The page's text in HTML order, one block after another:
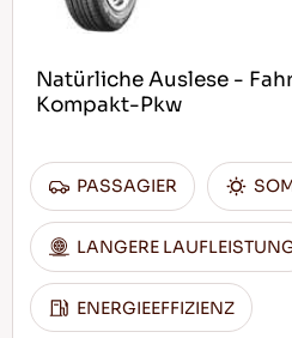
Natürliche Auslese -
Kompakt-Pkw
PASSAGIER
LANGERE
ENERGIEEFFIZIENZ